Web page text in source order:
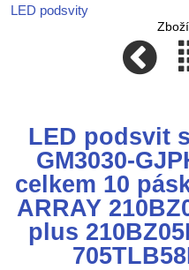
LED podsvity
LED podsvit
GM3030-
celkem 10
ARRAY
plus